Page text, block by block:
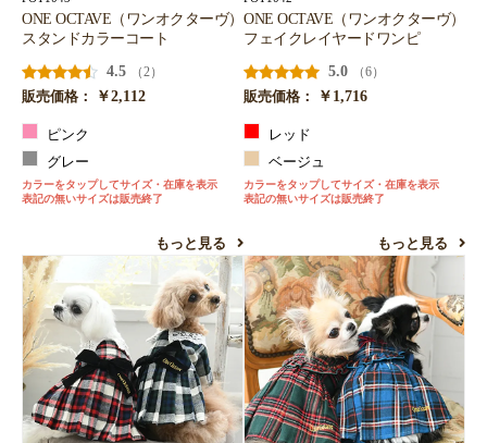
ONE OCTAVE（ワンオクターヴ）
スタンドカラーコート
4.5
（2）
販売価格：
￥2,112
ピンク
グレー
カラーをタップしてサイズ・在庫を表示
表記の無いサイズは販売終了
もっと見る
ONE OCTAVE（ワンオクターヴ）
フェイクレイヤードワンピ
5.0
（6）
販売価格：
￥1,716
レッド
ベージュ
カラーをタップしてサイズ・在庫を表示
表記の無いサイズは販売終了
もっと見る